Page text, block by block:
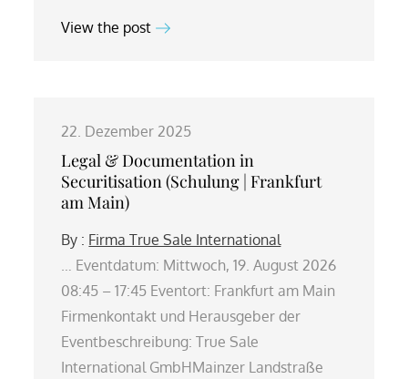
View the post
22. Dezember 2025
Legal & Documentation in
Securitisation (Schulung | Frankfurt
am Main)
By : Firma True Sale International
… Eventdatum: Mittwoch, 19. August 2026
08:45 – 17:45 Eventort: Frankfurt am Main
Firmenkontakt und Herausgeber der
Eventbeschreibung: True Sale
International GmbHMainzer Landstraße